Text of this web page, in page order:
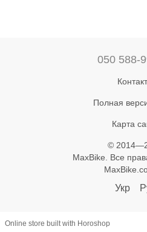
050 588-
Полная
Карта
©
MaxBike. Все
Укр
Online store built with Horoshop